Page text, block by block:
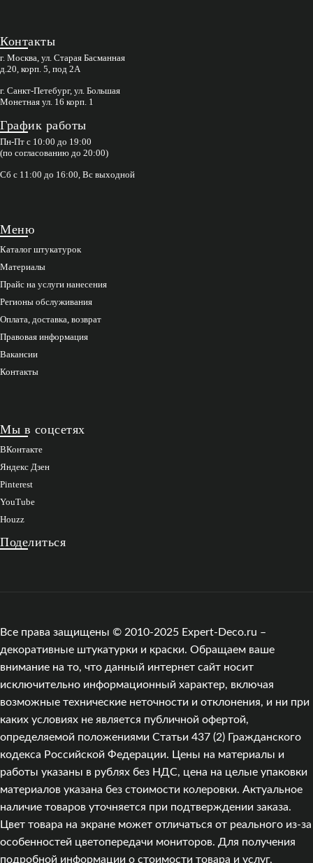
Контакты
г. Москва, ул. Старая Басманная
д.20, корп. 5, под 2А
г. Санкт-Петебург, ул. Большая
Монетная ул. 16 корп. 1
График работы
Пн-Пт с 10:00 до 19:00
(по согласованию до 20:00)
Сб с 11:00 до 16:00, Вс выходной
Меню
Каталог штукатурок
Материалы
Прайс на услуги нанесения
Регионы обслуживания
Оплата, доставка, возврат
Правовая информация
Вакансии
Контакты
Мы в соцсетях
ВКонтакте
Яндекс Дзен
Pinterest
YouTube
Houzz
Поделиться
Все права защищены © 2010-2025 Expert-Deco.ru –
декоративные штукатурки и краски. Обращаем ваше
внимание на то, что данный интернет сайт носит
исключительно информационный характер, включая
возможные технические неточности и отклонения, и ни при
каких условиях не является публичной офертой,
определяемой положениями Статьи 437 (2) Гражданского
кодекса Российской Федерации. Цены на материалы и
работы указаны в рублях без НДС, цена на целые упаковки
материалов указана без стоимости колеровки. Актуальное
наличие товаров уточняется при подтверждении заказа.
Цвет товара на экране может отличаться от реального из‑за
особенностей цветопередачи мониторов. Для получения
подробной информации о стоимости товара и услуг,